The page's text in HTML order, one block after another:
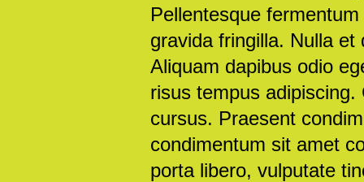
Pellentesque
gravida fringilla. Nulla
Aliquam dapibus odio
risus tempus
cursus. Praesent
condimentum sit amet
porta libero, vulputate